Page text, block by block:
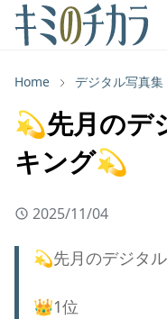
Home デジタル写真集
💫先月のデ
キング💫
2025/11/04
💫先月のデジタ
👑1位